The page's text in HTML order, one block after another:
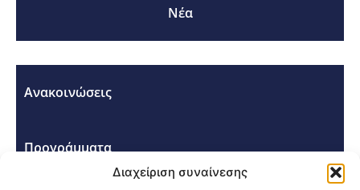
Διαχείριση συναίνεσης
Νέα
Ανακοινώσεις
Προγράμματα